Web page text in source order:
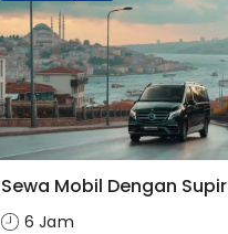
Sewa Mobil Dengan Supir
6 Jam